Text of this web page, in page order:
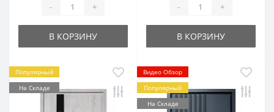
- +
В КОРЗИНУ
- +
В КОРЗИНУ
Популярный
На Складе
Видео Обзор
Популярный
На Складе